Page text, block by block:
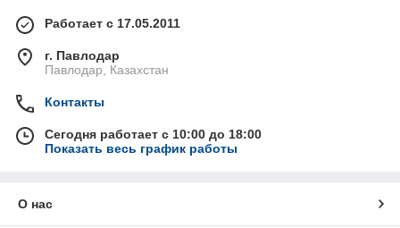
Работает с 17.05.2011
г. Павлодар
Павлодар, Казахстан
Контакты
Сегодня работает с 10:00 до 18:00
Показать весь график работы
О нас